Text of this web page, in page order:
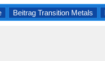
Beitrag Transition Metals